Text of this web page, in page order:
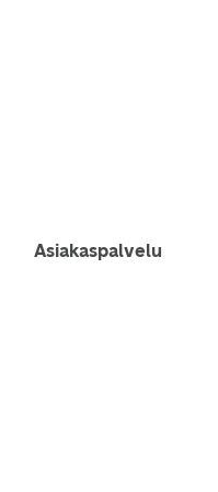
Asiakaspalvelu